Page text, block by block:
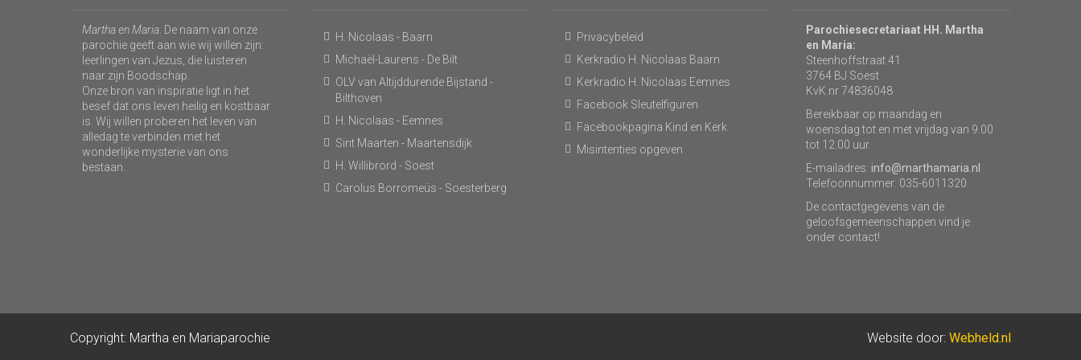
Martha en Maria . De naam van onze
parochie geeft aan wie wij willen zijn:
leerlingen van Jezus, die luisteren
naar zijn Boodschap.
Onze bron van inspiratie ligt in het
besef dat ons leven heilig en kostbaar
is. Wij willen proberen het leven van
alledag te verbinden met het
wonderlijke mysterie van ons
bestaan.
H. Nicolaas - Baarn
Michaël-Laurens - De Bilt
OLV van Altijddurende Bijstand -
Bilthoven
H. Nicolaas - Eemnes
Sint Maarten - Maartensdijk
H. Willibrord - Soest
Carolus Borromeüs - Soesterberg
Privacybeleid
Kerkradio H. Nicolaas Baarn
Kerkradio H. Nicolaas Eemnes
Facebook Sleutelfiguren
Facebookpagina Kind en Kerk
Misintenties opgeven
Parochiesecretariaat HH. Martha
en Maria:
Steenhoffstraat 41
3764 BJ Soest
KvK nr 74836048
Bereikbaar op maandag en
woensdag tot en met vrijdag van 9.00
tot 12.00 uur.
E-mailadres: info@marthamaria.nl
Telefoonnummer: 035-6011320
De contactgegevens van de
geloofsgemeenschappen vind je
onder contact!
Copyright: Martha en Mariaparochie Website door: Webheld.nl